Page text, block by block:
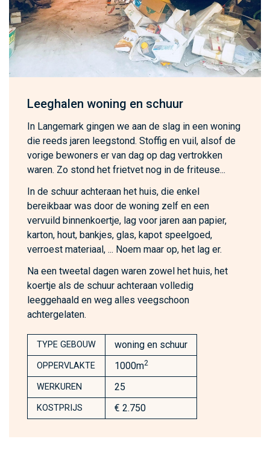
Leeghalen woning en schuur
In Langemark gingen we aan de slag in een woning
die reeds jaren leegstond. Stoffig en vuil, alsof de
vorige bewoners er van dag op dag vertrokken
waren. Zo stond het frietvet nog in de friteuse...
In de schuur achteraan het huis, die enkel
bereikbaar was door de woning zelf en een
vervuild binnenkoertje, lag voor jaren aan papier,
karton, hout, bankjes, glas, kapot speelgoed,
verroest materiaal, ... Noem maar op, het lag er.
Na een tweetal dagen waren zowel het huis, het
koertje als de schuur achteraan volledig
leeggehaald en weg alles veegschoon
achtergelaten.
TYPE GEBOUW woning en schuur
OPPERVLAKTE 1000m2
WERKUREN 25
KOSTPRIJS € 2.750